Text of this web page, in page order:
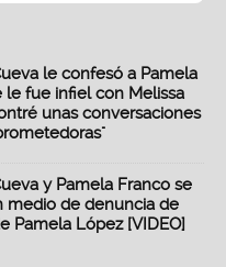
le confesó a Pamela
le fue infiel con Melissa
unas conversaciones
y Pamela Franco se
medio de denuncia de
Pamela López [VIDEO]